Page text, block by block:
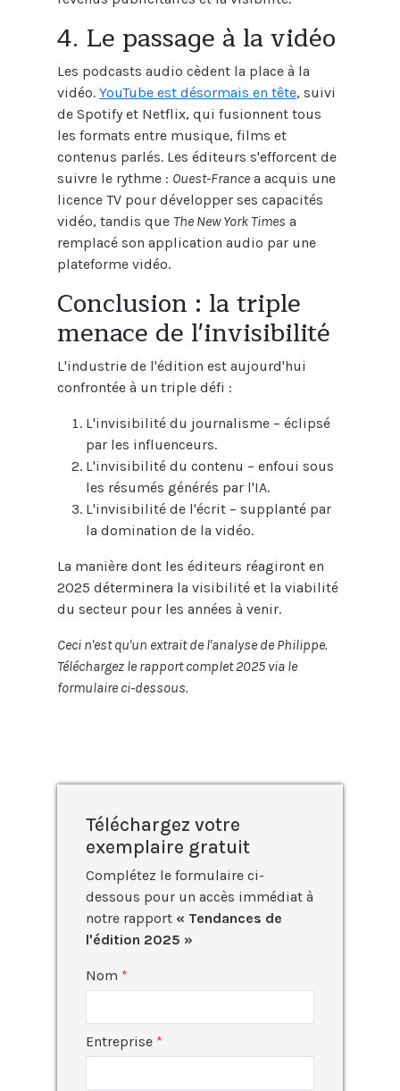
4. Le passage à la vidéo
Les podcasts audio cèdent la place à la
vidéo. YouTube est désormais en tête, suivi
de Spotify et Netflix, qui fusionnent tous
les formats entre musique, films et
contenus parlés. Les éditeurs s'efforcent de
suivre le rythme : Ouest-France a acquis une
licence TV pour développer ses capacités
vidéo, tandis que The New York Times a
remplacé son application audio par une
plateforme vidéo.
Conclusion : la triple
menace de l'invisibilité
L'industrie de l'édition est aujourd'hui
confrontée à un triple défi :
L'invisibilité du journalisme – éclipsé
par les influenceurs.
L'invisibilité du contenu – enfoui sous
les résumés générés par l'IA.
L'invisibilité de l'écrit – supplanté par
la domination de la vidéo.
La manière dont les éditeurs réagiront en
2025 déterminera la visibilité et la viabilité
du secteur pour les années à venir.
Ceci n'est qu'un extrait de l'analyse de Philippe.
Téléchargez le rapport complet 2025 via le
formulaire ci-dessous.
Téléchargez votre
exemplaire gratuit
Complétez le formulaire ci-
dessous pour un accès immédiat à
notre rapport « Tendances de
l'édition 2025 »
Nom
Entreprise